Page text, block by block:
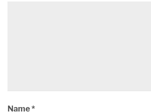
Name*